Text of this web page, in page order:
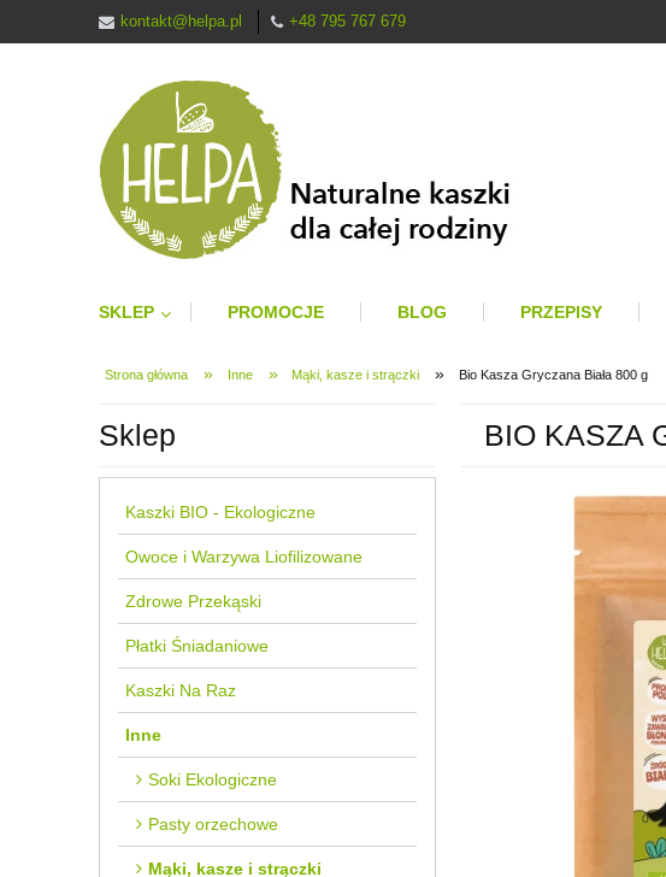
kontakt@helpa.pl +48 795 767 679
SKLEP PROMOCJE BLOG PRZEPISY
Strona główna » Inne » Mąki, kasze i strączki » Bio Kasza Gryczana Biała 800 g
Sklep
Kaszki BIO - Ekologiczne
Owoce i Warzywa Liofilizowane
Zdrowe Przekąski
Płatki Śniadaniowe
Kaszki Na Raz
Inne
Soki Ekologiczne
Pasty orzechowe
Mąki, kasze i strączki
BIO KASZA